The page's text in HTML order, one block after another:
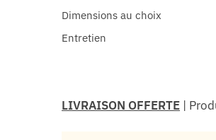
Dimensions au choix
Entretien
LIVRAISON OFFERTE |